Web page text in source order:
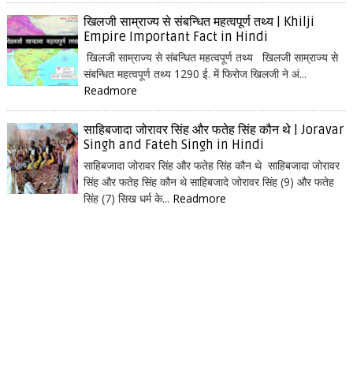
खिलजी साम्राज्य से संबन्धित महत्वपूर्ण तथ्य | Khilji
Empire Important Fact in Hindi
खिलजी साम्राज्य से संबन्धित महत्वपूर्ण तथ्य खिलजी साम्राज्य से
संबन्धित महत्वपूर्ण तथ्य 1290 ई. में फिरोज खिलजी ने अं...
Readmore
साहिबजादा जोरावर सिंह और फतेह सिंह कौन थे | Joravar
Singh and Fateh Singh in Hindi
साहिबजादा जोरावर सिंह और फतेह सिंह कौन थे साहिबजादा जोरावर
सिंह और फतेह सिंह कौन थे साहिबजादे जोरावर सिंह (9) और फतेह
सिंह (7) सिख धर्म के... Readmore